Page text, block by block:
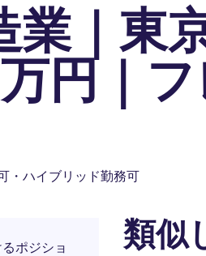
｜東
円｜フ
・ハイブリッド勤務可
ポジショ
類似